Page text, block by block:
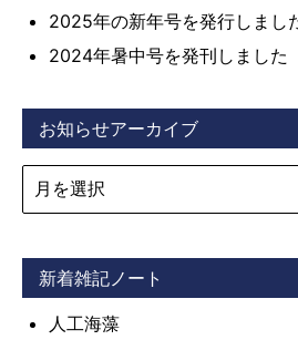
2025年の新年号を発行しまし
2024年暑中号を発刊しました
お知らせアーカイブ
新着雑記ノート
人工海藻